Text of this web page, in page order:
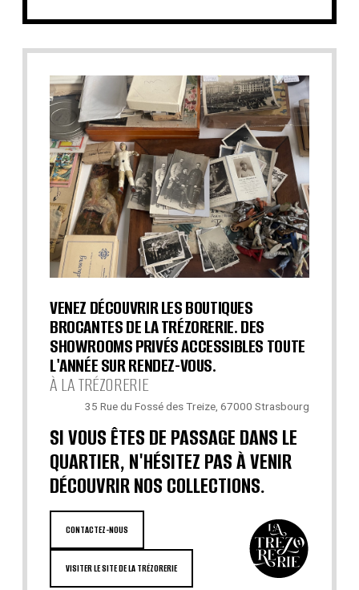
VENEZ DÉCOUVRIR LES BOUTIQUES
BROCANTES DE LA TRÉZORERIE. DES
SHOWROOMS PRIVÉS ACCESSIBLES TOUTE
L'ANNÉE SUR RENDEZ-VOUS.
À LA TRÉZORERIE
35 Rue du Fossé des Treize, 67000 Strasbourg
SI VOUS ÊTES DE PASSAGE DANS LE
QUARTIER, N'HÉSITEZ PAS À VENIR
DÉCOUVRIR NOS COLLECTIONS.
CONTACTEZ-NOUS
VISITER LE SITE DE LA TRÉZORERIE